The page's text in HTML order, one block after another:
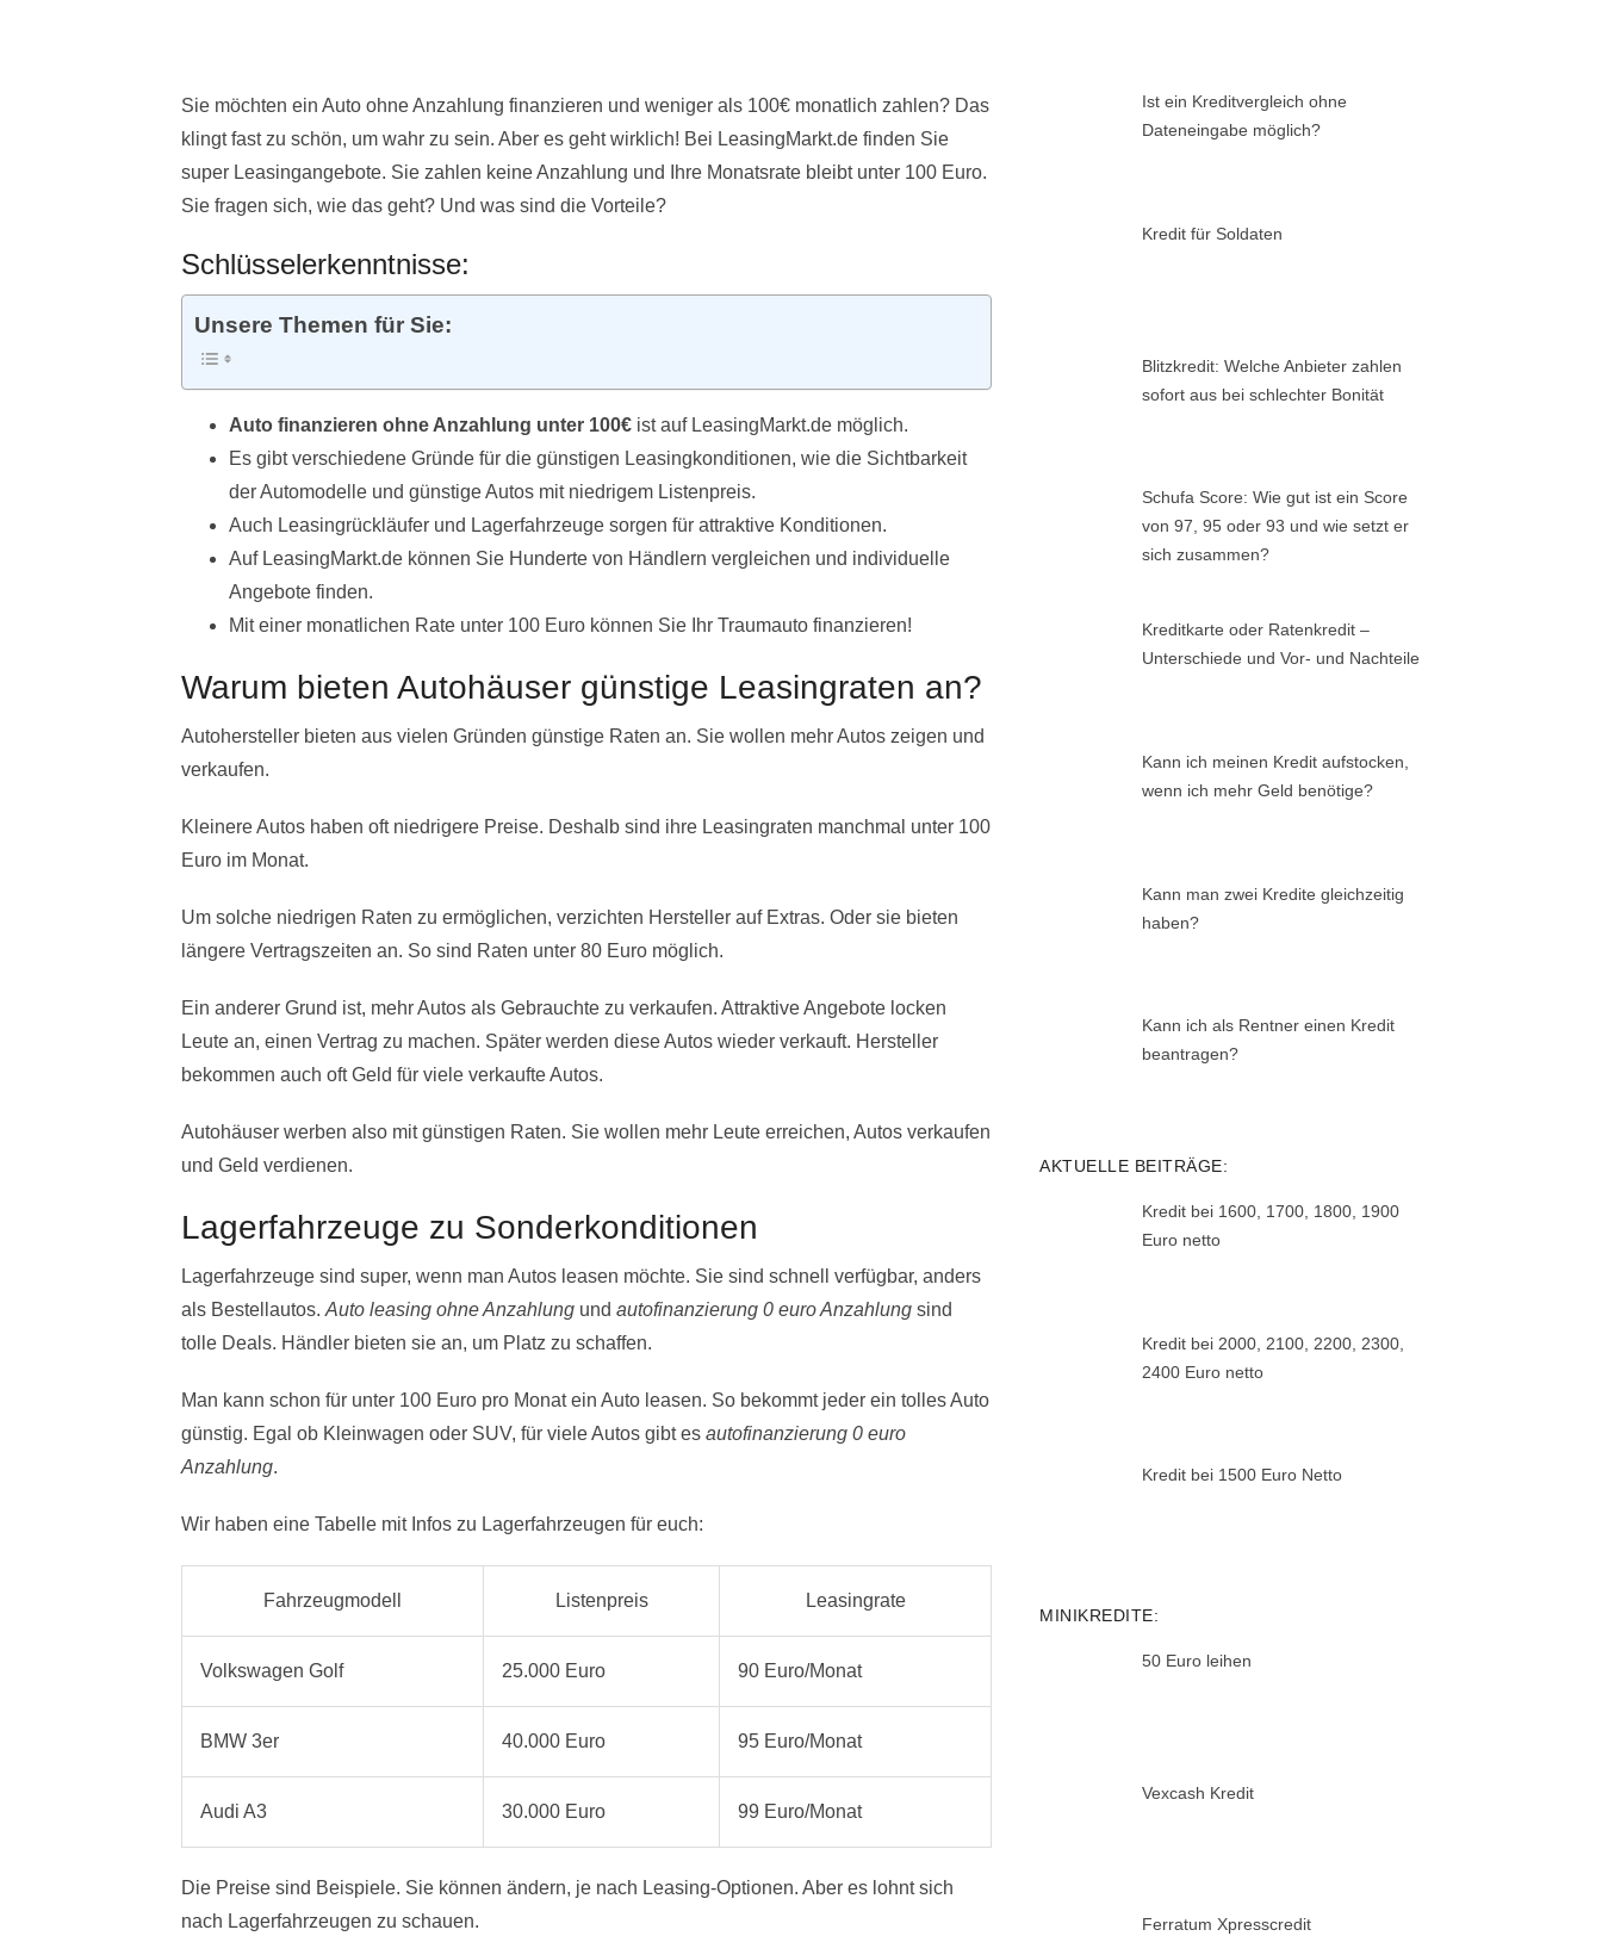
Sie möchten ein Auto ohne Anzahlung finanzieren und weniger als 100€ monatlich zahlen? Das
klingt fast zu schön, um wahr zu sein. Aber es geht wirklich! Bei LeasingMarkt.de finden Sie
super Leasingangebote. Sie zahlen keine Anzahlung und Ihre Monatsrate bleibt unter 100 Euro.
Sie fragen sich, wie das geht? Und was sind die Vorteile?
Schlüsselerkenntnisse:
Unsere Themen für Sie:
Auto finanzieren ohne Anzahlung unter 100€ ist auf LeasingMarkt.de möglich.
Es gibt verschiedene Gründe für die günstigen Leasingkonditionen, wie die Sichtbarkeit
der Automodelle und günstige Autos mit niedrigem Listenpreis.
Auch Leasingrückläufer und Lagerfahrzeuge sorgen für attraktive Konditionen.
Auf LeasingMarkt.de können Sie Hunderte von Händlern vergleichen und individuelle
Angebote finden.
Mit einer monatlichen Rate unter 100 Euro können Sie Ihr Traumauto finanzieren!
Warum bieten Autohäuser günstige Leasingraten an?
Autohersteller bieten aus vielen Gründen günstige Raten an. Sie wollen mehr Autos zeigen und
verkaufen.
Kleinere Autos haben oft niedrigere Preise. Deshalb sind ihre Leasingraten manchmal unter 100
Euro im Monat.
Um solche niedrigen Raten zu ermöglichen, verzichten Hersteller auf Extras. Oder sie bieten
längere Vertragszeiten an. So sind Raten unter 80 Euro möglich.
Ein anderer Grund ist, mehr Autos als Gebrauchte zu verkaufen. Attraktive Angebote locken
Leute an, einen Vertrag zu machen. Später werden diese Autos wieder verkauft. Hersteller
bekommen auch oft Geld für viele verkaufte Autos.
Autohäuser werben also mit günstigen Raten. Sie wollen mehr Leute erreichen, Autos verkaufen
und Geld verdienen.
Lagerfahrzeuge zu Sonderkonditionen
Lagerfahrzeuge sind super, wenn man Autos leasen möchte. Sie sind schnell verfügbar, anders
als Bestellautos. Auto leasing ohne Anzahlung und autofinanzierung 0 euro Anzahlung sind
tolle Deals. Händler bieten sie an, um Platz zu schaffen.
Man kann schon für unter 100 Euro pro Monat ein Auto leasen. So bekommt jeder ein tolles Auto
günstig. Egal ob Kleinwagen oder SUV, für viele Autos gibt es autofinanzierung 0 euro
Anzahlung.
Wir haben eine Tabelle mit Infos zu Lagerfahrzeugen für euch:
Fahrzeugmodell Listenpreis Leasingrate
Volkswagen Golf 25.000 Euro 90 Euro/Monat
BMW 3er 40.000 Euro 95 Euro/Monat
Audi A3 30.000 Euro 99 Euro/Monat
Die Preise sind Beispiele. Sie können ändern, je nach Leasing-Optionen. Aber es lohnt sich
nach Lagerfahrzeugen zu schauen.
Ist ein Kreditvergleich ohne
Dateneingabe möglich?
Kredit für Soldaten
Blitzkredit: Welche Anbieter zahlen
sofort aus bei schlechter Bonität
Schufa Score: Wie gut ist ein Score
von 97, 95 oder 93 und wie setzt er
sich zusammen?
Kreditkarte oder Ratenkredit –
Unterschiede und Vor- und Nachteile
Kann ich meinen Kredit aufstocken,
wenn ich mehr Geld benötige?
Kann man zwei Kredite gleichzeitig
haben?
Kann ich als Rentner einen Kredit
beantragen?
AKTUELLE BEITRÄGE:
Kredit bei 1600, 1700, 1800, 1900
Euro netto
Kredit bei 2000, 2100, 2200, 2300,
2400 Euro netto
Kredit bei 1500 Euro Netto
MINIKREDITE:
50 Euro leihen
Vexcash Kredit
Ferratum Xpresscredit